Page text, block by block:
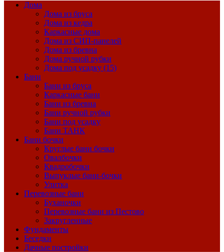
Дома
Дома из бруса
Дома из кедра
Каркасные дома
Дома из СИП-панелей
Дома из бревна
Дома ручной рубки
Дома под усадку (15)
Бани
Бани из бруса
Каркасные бани
Бани из бревна
Бани ручной рубки
Бани под усадку
Бани ТАНК
Бани бочки
Круглые бани бочки
Овалбочки
Квадробочки
Выпуклые бани-бочки
Улитка
Перевозные бани
Буханочки
Перевозные бани из Пестово
Закругленные
Фундаменты
Беседки
Дачные постройки